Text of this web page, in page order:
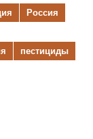
Россия
пестициды